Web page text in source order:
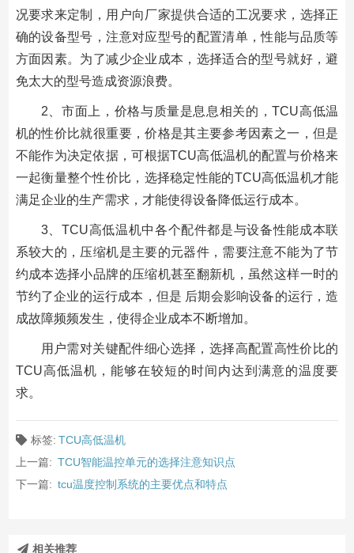
况要求来定制，用户向厂家提供合适的工况要求，选择正
确的设备型号，注意对应型号的配置清单，性能与品质等
方面因素。为了减少企业成本，选择适合的型号就好，避
免太大的型号造成资源浪费。
2、市面上，价格与质量是息息相关的，TCU高低温
机的性价比就很重要，价格是其主要参考因素之一，但是
不能作为决定依据，可根据TCU高低温机的配置与价格来
一起衡量整个性价比，选择稳定性能的TCU高低温机才能
满足企业的生产需求，才能使得设备降低运行成本。
3、TCU高低温机中各个配件都是与设备性能成本联
系较大的，压缩机是主要的元器件，需要注意不能为了节
约成本选择小品牌的压缩机甚至翻新机，虽然这样一时的
节约了企业的运行成本，但是 后期会影响设备的运行，造
成故障频频发生，使得企业成本不断增加。
用户需对关键配件细心选择，选择高配置高性价比的
TCU高低温机，能够在较短的时间内达到满意的温度要
求。
标签: TCU高低温机
上一篇: TCU智能温控单元的选择注意知识点
下一篇: tcu温度控制系统的主要优点和特点
相关推荐